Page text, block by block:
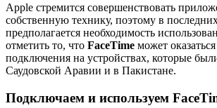
Apple стремится совершенствовать
собственную технику, поэтому в
предполагается необходимость
отметить то, что FaceTime может
подключения на устройствах, которые
Саудовской Аравии и в Пакистане.
Подключаем и используем